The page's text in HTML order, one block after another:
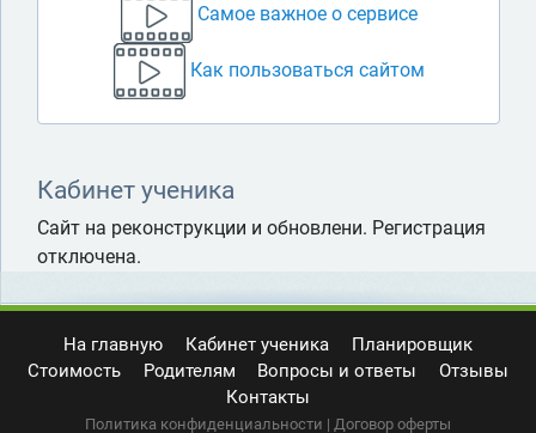
Самое важное о сервисе
Как пользоваться сайтом
Кабинет ученика
Сайт на реконструкции и обновлени. Регистрация
отключена.
На главную Кабинет ученика
Планировщик
Стоимость
Родителям Вопросы и ответы
Отзывы
Контакты
Политика конфиденциальности | Договор оферты